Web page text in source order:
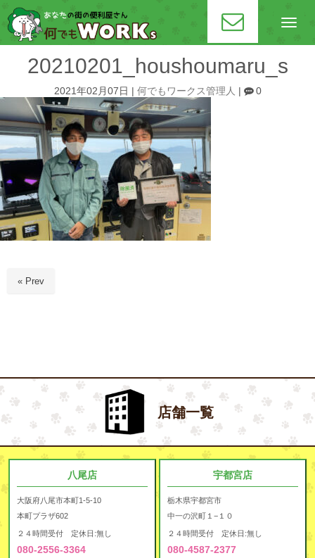
N
v
20210201_houshoumaru_s
2021年02月07日 何でもワークス管理人 0
« Prev
店舗一覧
八尾店
大阪府八尾市本町1-5-10
本町プラザ602
２４時間受付 定休日:無し
080-2556-3364
宇都宮店
栃木県宇都宮市
中一の沢町１−１０
２４時間受付 定休日:無し
080-4587-2377